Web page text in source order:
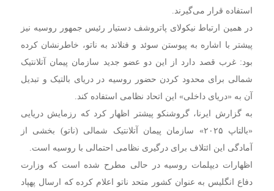
استفاده قرار می‌گیرند.
در همین ارتباط نیکولای پاتروشف دستیار رئیس جمهور روسیه نیز
پیشتر با اشاره به پیوستن سوئد و فنلاند به ناتو، خاطرنشان کرده
بود: غرب قصد دارد از این دو عضو جدید سازمان پیمان آتلانتیک
شمالی برای محدود کردن حضور روسیه در دریای بالتیک و تبدیل
آن به «دریای داخلی» این اتحاد نظامی استفاده کند.
به گزارش ایرنا، گروشنکو پیشتر اظهار کرد که رزمایش دریایی
«بالتاپ ۲۰۲۵» سازمان پیمان آتلانتیک شمالی (ناتو) بخشی از
آمادگی این ائتلاف برای درگیری نظامی احتمالی با روسیه است.
اظهارات دیپلمات روسیه در حالی مطرح شده است که وزارت
دفاع انگلیس به عنوان کشور متحد ناتو اعلام کرده که ارسال پهپاد